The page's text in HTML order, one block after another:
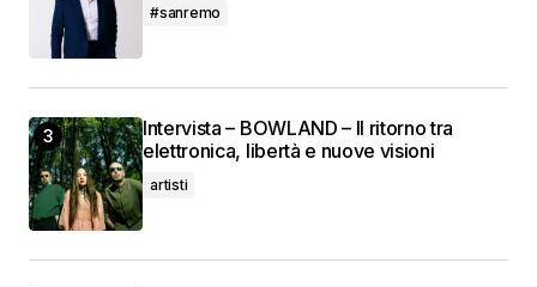
#sanremo
Intervista – BOWLAND – Il ritorno tra
elettronica, libertà e nuove visioni
artisti